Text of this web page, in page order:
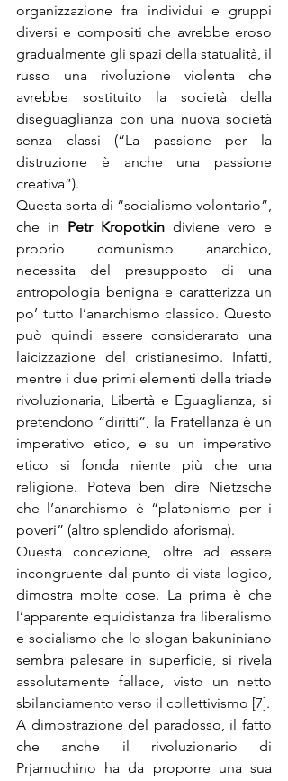
organizzazione fra individui e gruppi
diversi e compositi che avrebbe eroso
gradualmente gli spazi della statualità, il
russo una rivoluzione violenta che
avrebbe sostituito la società della
diseguaglianza con una nuova società
senza classi (“La passione per la
distruzione è anche una passione
creativa”).
Questa sorta di “socialismo volontario”,
che in Petr Kropotkin diviene vero e
proprio comunismo anarchico,
necessita del presupposto di una
antropologia benigna e caratterizza un
po’ tutto l’anarchismo classico. Questo
può quindi essere considerarato una
laicizzazione del cristianesimo. Infatti,
mentre i due primi elementi della triade
rivoluzionaria, Libertà e Eguaglianza, si
pretendono “diritti”, la Fratellanza è un
imperativo etico, e su un imperativo
etico si fonda niente più che una
religione. Poteva ben dire Nietzsche
che l’anarchismo è “platonismo per i
poveri” (altro splendido aforisma).
Questa concezione, oltre ad essere
incongruente dal punto di vista logico,
dimostra molte cose. La prima è che
l’apparente equidistanza fra liberalismo
e socialismo che lo slogan bakuniniano
sembra palesare in superficie, si rivela
assolutamente fallace, visto un netto
sbilanciamento verso il collettivismo [7].
A dimostrazione del paradosso, il fatto
che anche il rivoluzionario di
Prjamuchino ha da proporre una sua